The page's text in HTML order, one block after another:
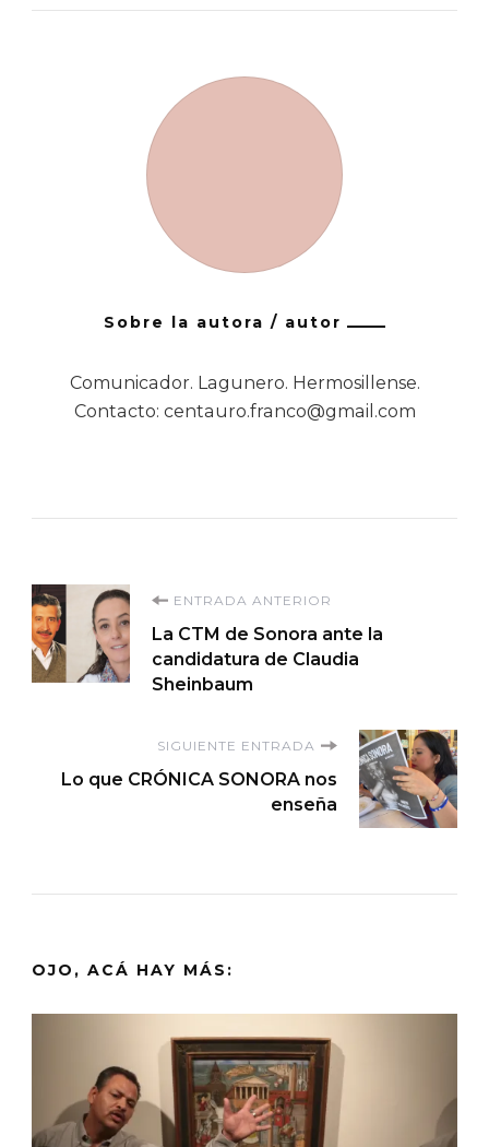
Sobre la autora / autor
Comunicador. Lagunero. Hermosillense.
Contacto: centauro.franco@gmail.com
Navegación
de
ENTRADA ANTERIOR
La CTM de Sonora ante la
candidatura de Claudia
Sheinbaum
SIGUIENTE ENTRADA
Lo que CRÓNICA SONORA nos
enseña
OJO, ACÁ HAY MÁS: